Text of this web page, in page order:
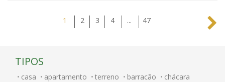
1 2 3 4 ... 47
TIPOS
casa apartamento terreno barracão
chácara